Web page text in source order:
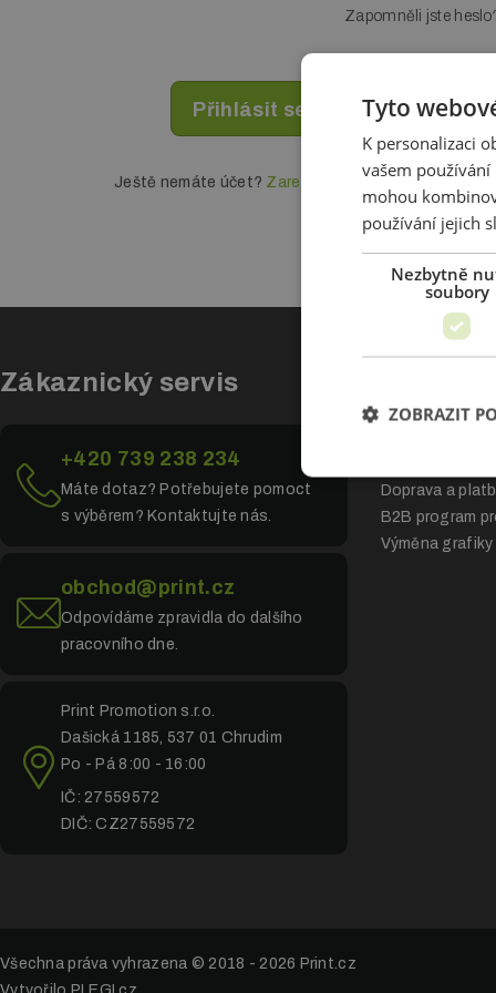
Zapomněli jste
Ještě nemáte účet? Zaregistrujte se
Zákaznický servis
+420 739 238 234
Máte dotaz? Potřebujete pomoct
s výběrem? Kontaktujte nás.
obchod@print.cz
Odpovídáme zpravidla do dalšího
pracovního dne.
Print Promotion s.r.o.
Dašická 1185, 537 01 Chrudim
Po - Pá 8:00 - 16:00
IČ: 27559572
DIČ: CZ27559572
Doprava a
B2B program
Výměna grafiky
Všechna práva vyhrazena © 2018 - 2026 Print.cz
Tyto
K personalizaci
vašem
mohou
používání jejich
Nezbytně
soubory
ZOBRAZIT